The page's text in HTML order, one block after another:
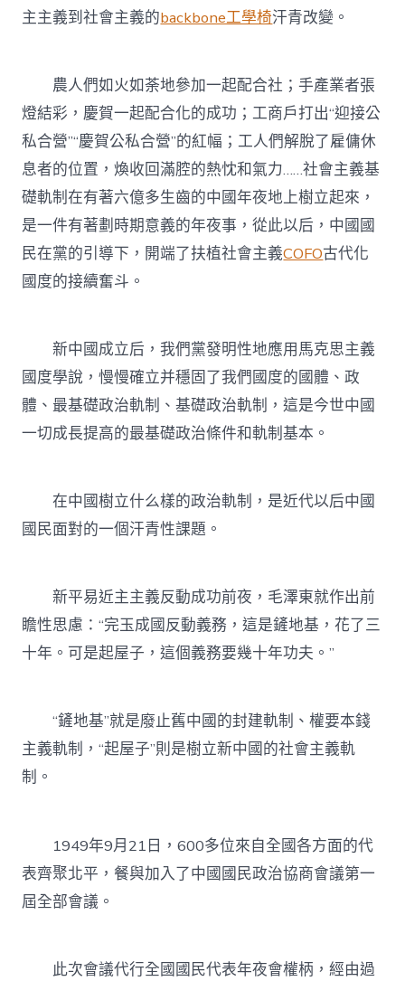
主主義到社會主義的backbone工學椅汗青改變。
農人們如火如荼地參加一起配合社；手產業者張
燈結彩，慶賀一起配合化的成功；工商戶打出“迎接公
私合營”“慶賀公私合營”的紅幅；工人們解脫了雇傭休
息者的位置，煥收回滿腔的熱忱和氣力……社會主義基
礎軌制在有著六億多生齒的中國年夜地上樹立起來，
是一件有著劃時期意義的年夜事，從此以后，中國國
民在黨的引導下，開端了扶植社會主義COFO古代化
國度的接續奮斗。
新中國成立后，我們黨發明性地應用馬克思主義
國度學說，慢慢確立并穩固了我們國度的國體、政
體、最基礎政治軌制、基礎政治軌制，這是今世中國
一切成長提高的最基礎政治條件和軌制基本。
在中國樹立什么樣的政治軌制，是近代以后中國
國民面對的一個汗青性課題。
新平易近主主義反動成功前夜，毛澤東就作出前
瞻性思慮：“完玉成國反動義務，這是鏟地基，花了三
十年。可是起屋子，這個義務要幾十年功夫。”
“鏟地基”就是廢止舊中國的封建軌制、權要本錢
主義軌制，“起屋子”則是樹立新中國的社會主義軌
制。
1949年9月21日，600多位來自全國各方面的代
表齊聚北平，餐與加入了中國國民政治協商會議第一
屆全部會議。
此次會議代行全國國民代表年夜會權柄，經由過